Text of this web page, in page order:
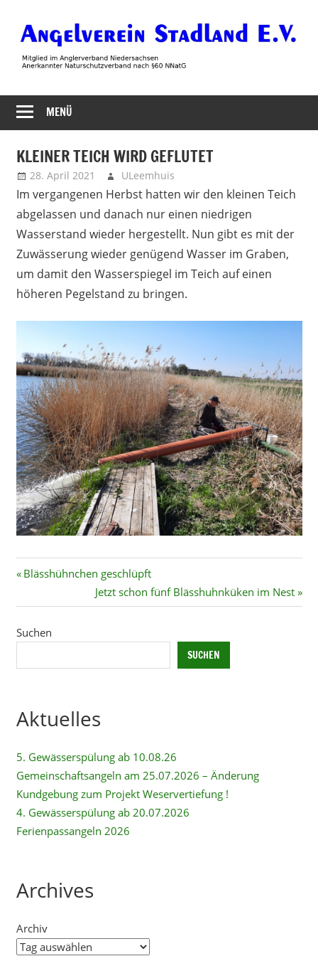
Inhalt
springen
Angelverein
Stadland
MENÜ
KLEINER TEICH WIRD GEFLUTET
28. April 2021 ULeemhuis
Im vergangenen Herbst hatten wir den kleinen Teich
abgelassen und danach nur einen niedrigen
Wasserstand wieder hergestellt. Nun gibt es mit der
Zuwässerung wieder genügend Wasser im Graben,
um damit den Wasserspiegel im Teich auf einen
höheren Pegelstand zu bringen.
Beitragsnavigation
Vorheriger
Blässhühnchen geschlüpft
Nächster
Beitrag:
Jetzt schon fünf Blässhuhnküken im Nest
Suchen
SUCHEN
Aktuelles
5. Gewässerspülung ab 10.08.26
Gemeinschaftsangeln am 25.07.2026 – Änderung
Kundgebung zum Projekt Weservertiefung !
4. Gewässerspülung ab 20.07.2026
Ferienpassangeln 2026
Archives
Archiv